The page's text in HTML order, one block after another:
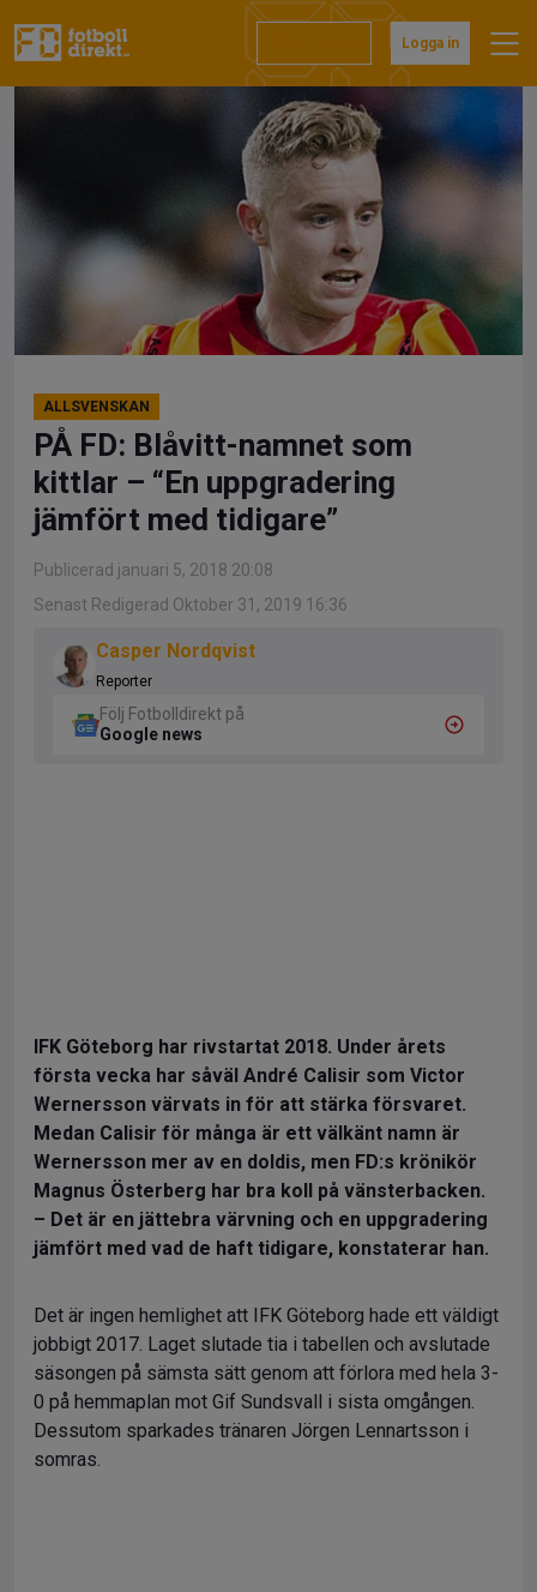
till
Logga in
ALLSVENSKAN
PÅ FD: Blåvitt-namnet som
kittlar – “En uppgradering
jämfört med tidigare”
Publicerad januari 5, 2018 20:08
Senast Redigerad Oktober 31, 2019 16:36
Casper Nordqvist
Reporter
Följ Fotbolldirekt på
Google news
IFK Göteborg har rivstartat 2018. Under årets
första vecka har såväl André Calisir som Victor
Wernersson värvats in för att stärka försvaret.
Medan Calisir för många är ett välkänt namn är
Wernersson mer av en doldis, men FD:s krönikör
Magnus Österberg har bra koll på vänsterbacken.
– Det är en jättebra värvning och en uppgradering
jämfört med vad de haft tidigare, konstaterar han.
Det är ingen hemlighet att IFK Göteborg hade ett väldigt
jobbigt 2017. Laget slutade tia i tabellen och avslutade
säsongen på sämsta sätt genom att förlora med hela 3-
0 på hemmaplan mot Gif Sundsvall i sista omgången.
Dessutom sparkades tränaren Jörgen Lennartsson i
somras.